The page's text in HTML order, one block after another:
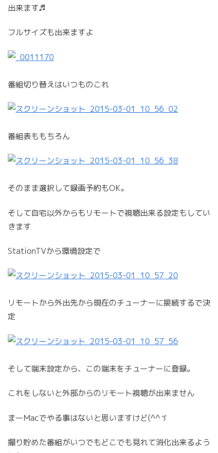
出来ます♬
フルサイズも出来ますよ
番組切り替えはいつものこれ
番組表ももちろん
そのまま選択して録画予約もOK。
そして自宅以外からもリモートで視聴出来る設定もしてい
きます
StationTVから環境設定で
リモートから外出先から現在のチューナーに接続するで決
定
そして端末設定から、この端末をチューナーに登録。
これをしないと外部からのリモート視聴が出来ません
まーMacでやる事はないと思いますけど(^^ゞ
撮り貯めた番組がいつでもどこでも見れて消化出来るよう